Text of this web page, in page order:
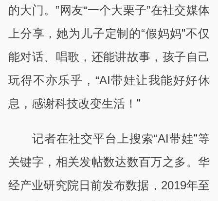
的大门。”网友“一个大栗子”在社交媒体
上分享，她为儿子定制的“假妈妈”不仅
能对话、唱歌，还能讲故事，孩子自己
玩得不亦乐乎，“AI带娃让我能好好休
息，感谢科技改变生活！”
记者在社交平台上搜索“AI带娃”等
关键字，相关发帖数达数百万之多。华
经产业研究院日前发布数据，2019年至